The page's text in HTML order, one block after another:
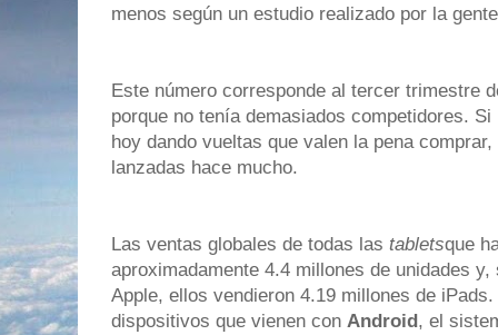
menos según un estudio realizado por la
Este número corresponde al tercer trimestre
porque no tenía demasiados competidores.
hoy dando vueltas que valen la pena
lanzadas hace mucho.
Las ventas globales de todas las tabletsque
aproximadamente 4.4 millones de unidades
Apple, ellos vendieron 4.19 millones de
dispositivos que vienen con Android, el